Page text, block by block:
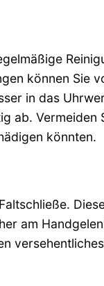
können Sie
in das
ab. Vermeiden
könnten.
am